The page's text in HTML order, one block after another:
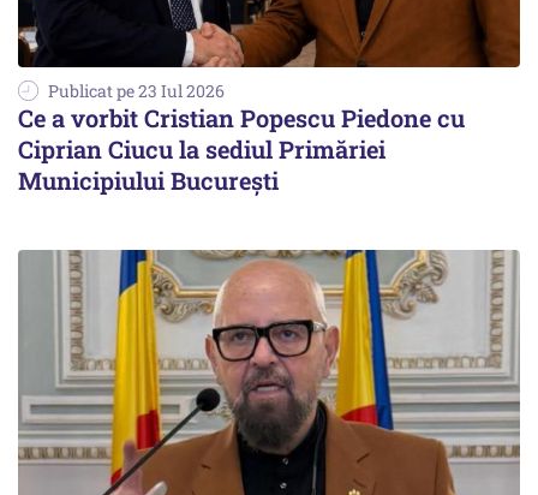
Publicat pe 23 Iul 2026
Ce a vorbit Cristian Popescu Piedone cu
Ciprian Ciucu la sediul Primăriei
Municipiului București